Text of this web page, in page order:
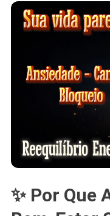
✨ Por Que